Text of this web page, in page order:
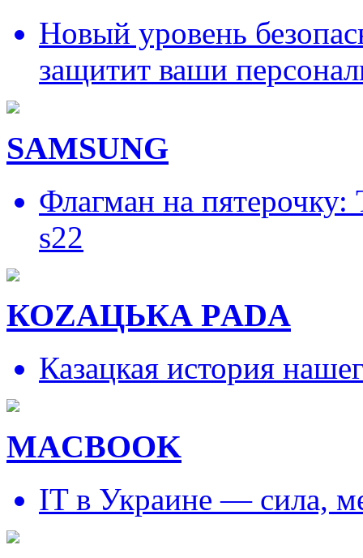
Новый уровень
защитит ваши
SAMSUNG
Флагман на
s22
КОZAЦЬКА РADA
Казацкая история
MACBOOK
IT в Украине — сила,